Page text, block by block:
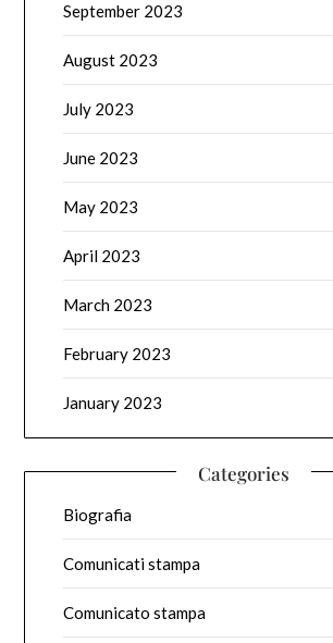
September 2023
August 2023
July 2023
June 2023
May 2023
April 2023
March 2023
February 2023
January 2023
Categories
Biografia
Comunicati stampa
Comunicato stampa